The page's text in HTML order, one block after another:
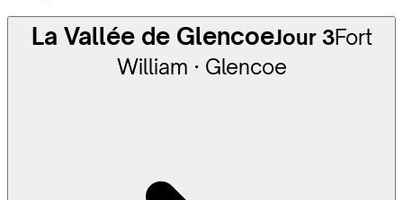
La Vallée de GlencoeJour 3Fort
William · Glencoe